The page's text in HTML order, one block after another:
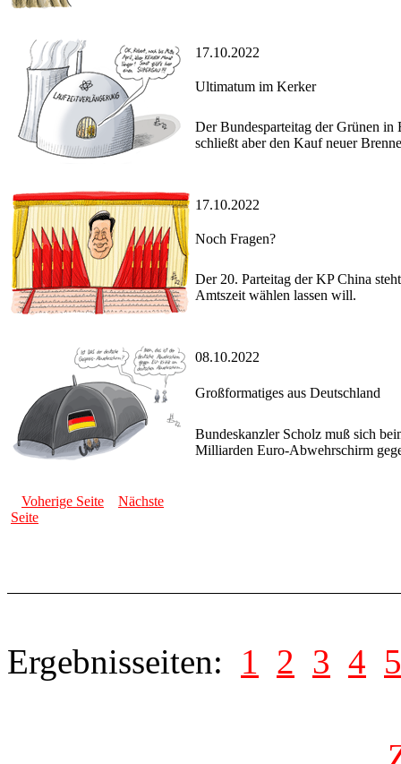
17.10.2022
Ultimatum im Kerker
Der Bundesparteitag der Grünen
schließt aber den Kauf neuer
17.10.2022
Noch Fragen?
Der 20. Parteitag der KP China
Amtszeit wählen lassen will.
08.10.2022
Großformatiges aus Deutschland
Bundeskanzler Scholz muß sich
Milliarden Euro-Abwehrschirm
Voherige Seite
Nächste
Seite
Ergebnisseiten: 1 2 3 4 5